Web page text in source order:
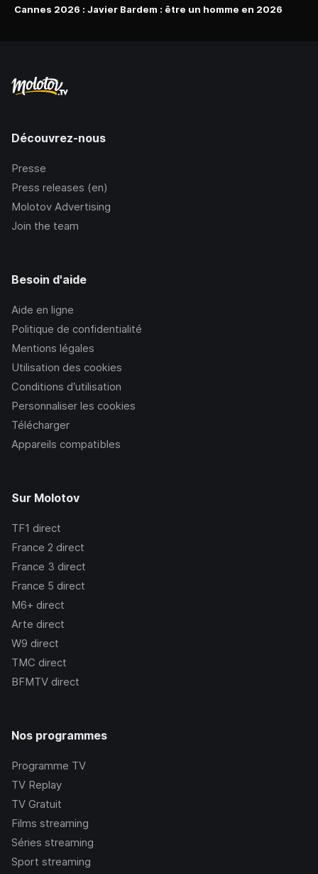
Cannes 2026 : Javier Bardem : être un homme en 2026
Découvrez-nous
Presse
Press releases (en)
Molotov Advertising
Join the team
Besoin d'aide
Aide en ligne
Politique de confidentialité
Mentions légales
Utilisation des cookies
Conditions d’utilisation
Personnaliser les cookies
Télécharger
Appareils compatibles
Sur Molotov
TF1 direct
France 2 direct
France 3 direct
France 5 direct
M6+ direct
Arte direct
W9 direct
TMC direct
BFMTV direct
Nos programmes
Programme TV
TV Replay
TV Gratuit
Films streaming
Séries streaming
Sport streaming